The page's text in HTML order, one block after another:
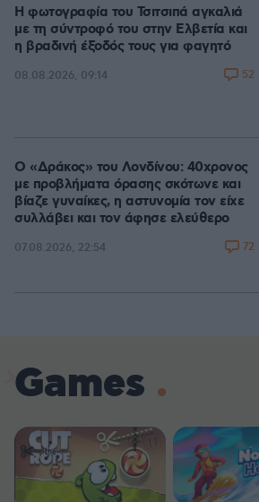
Η φωτογραφία του Τσιτσιπά αγκαλιά
με τη σύντροφό του στην Ελβετία και
η βραδινή έξοδός τους για φαγητό
08.08.2026, 09:14 52
Ο «Δράκος» του Λονδίνου: 40χρονος
με προβλήματα όρασης σκότωνε και
βίαζε γυναίκες, η αστυνομία τον είχε
συλλάβει και τον άφησε ελεύθερο
07.08.2026, 22:54 72
Games